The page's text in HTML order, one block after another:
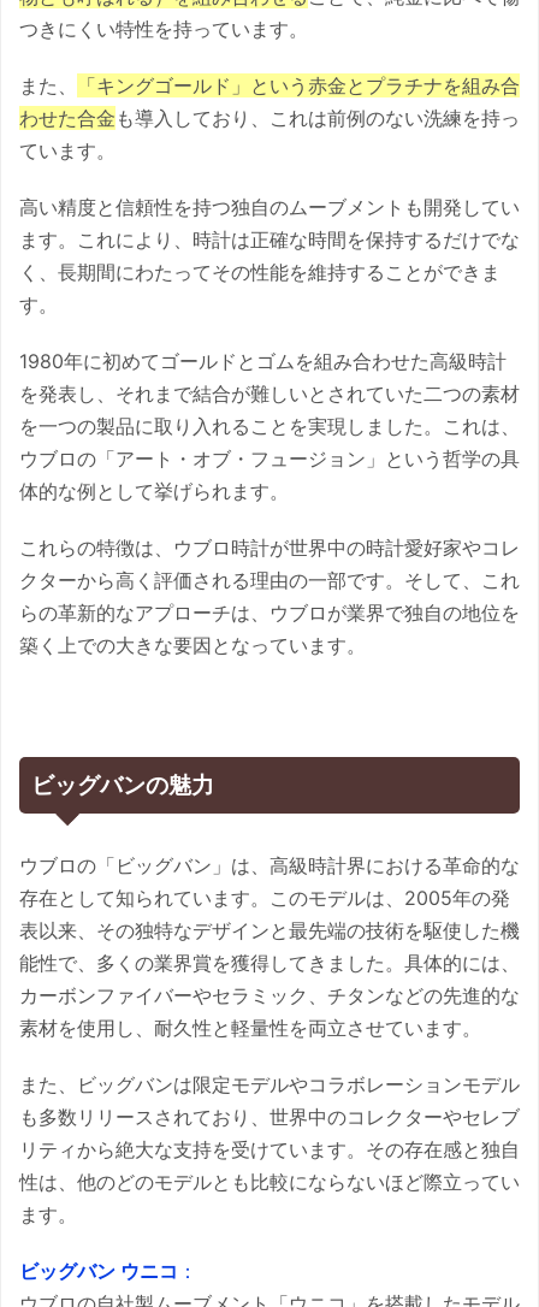
つきにくい特性を持っています。
また、
「キングゴールド」という赤金とプラチナを組み合
わせた合金 も導入しており、これは前例のない洗練を持っ
ています。
高い精度と信頼性を持つ独自のムーブメントも開発してい
ます。これにより、時計は正確な時間を保持するだけでな
く、長期間にわたってその性能を維持することができま
す。
1980年に初めてゴールドとゴムを組み合わせた高級時計
を発表し、それまで結合が難しいとされていた二つの素材
を一つの製品に取り入れることを実現しました。これは、
ウブロの「アート・オブ・フュージョン」という哲学の具
体的な例として挙げられます。
これらの特徴は、ウブロ時計が世界中の時計愛好家やコレ
クターから高く評価される理由の一部です。そして、これ
らの革新的なアプローチは、ウブロが業界で独自の地位を
築く上での大きな要因となっています。
ビッグバンの魅力
ウブロの「ビッグバン」は、高級時計界における革命的な
存在として知られています。このモデルは、2005年の発
表以来、その独特なデザインと最先端の技術を駆使した機
能性で、多くの業界賞を獲得してきました。具体的には、
カーボンファイバーやセラミック、チタンなどの先進的な
素材を使用し、耐久性と軽量性を両立させています。
また、ビッグバンは限定モデルやコラボレーションモデル
も多数リリースされており、世界中のコレクターやセレブ
リティから絶大な支持を受けています。その存在感と独自
性は、他のどのモデルとも比較にならないほど際立ってい
ます。
ビッグバン ウニコ ：